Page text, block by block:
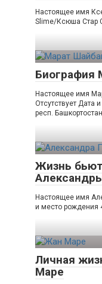
Настоящее имя
Slime/Ксюша Стар
Биография
Настоящее имя
Отсутствует Дата
респ.
Жизнь
Настоящее имя
и место рождения
Личная
Маре